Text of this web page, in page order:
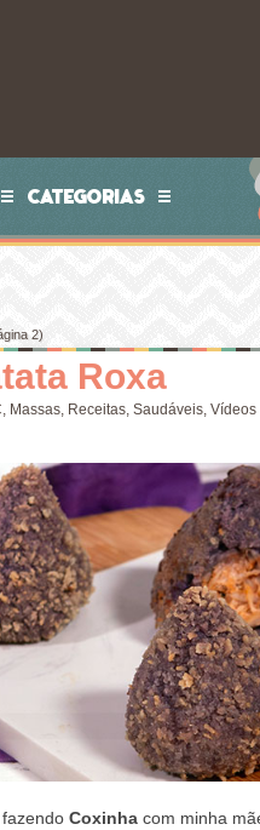
CATEGORIAS
2)
Roxa
, Massas, Receitas, Saudáveis, Vídeos
Coxinhacom minha